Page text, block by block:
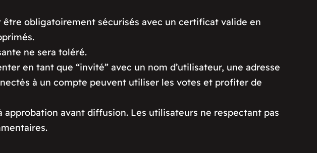
obligatoirement sécurisés avec un certificat valide en
ne sera toléré.
en tant que “invité” avec un nom d’utilisateur, une adresse
à un compte peuvent utiliser les votes et profiter de
avant diffusion. Les utilisateurs ne respectant pas